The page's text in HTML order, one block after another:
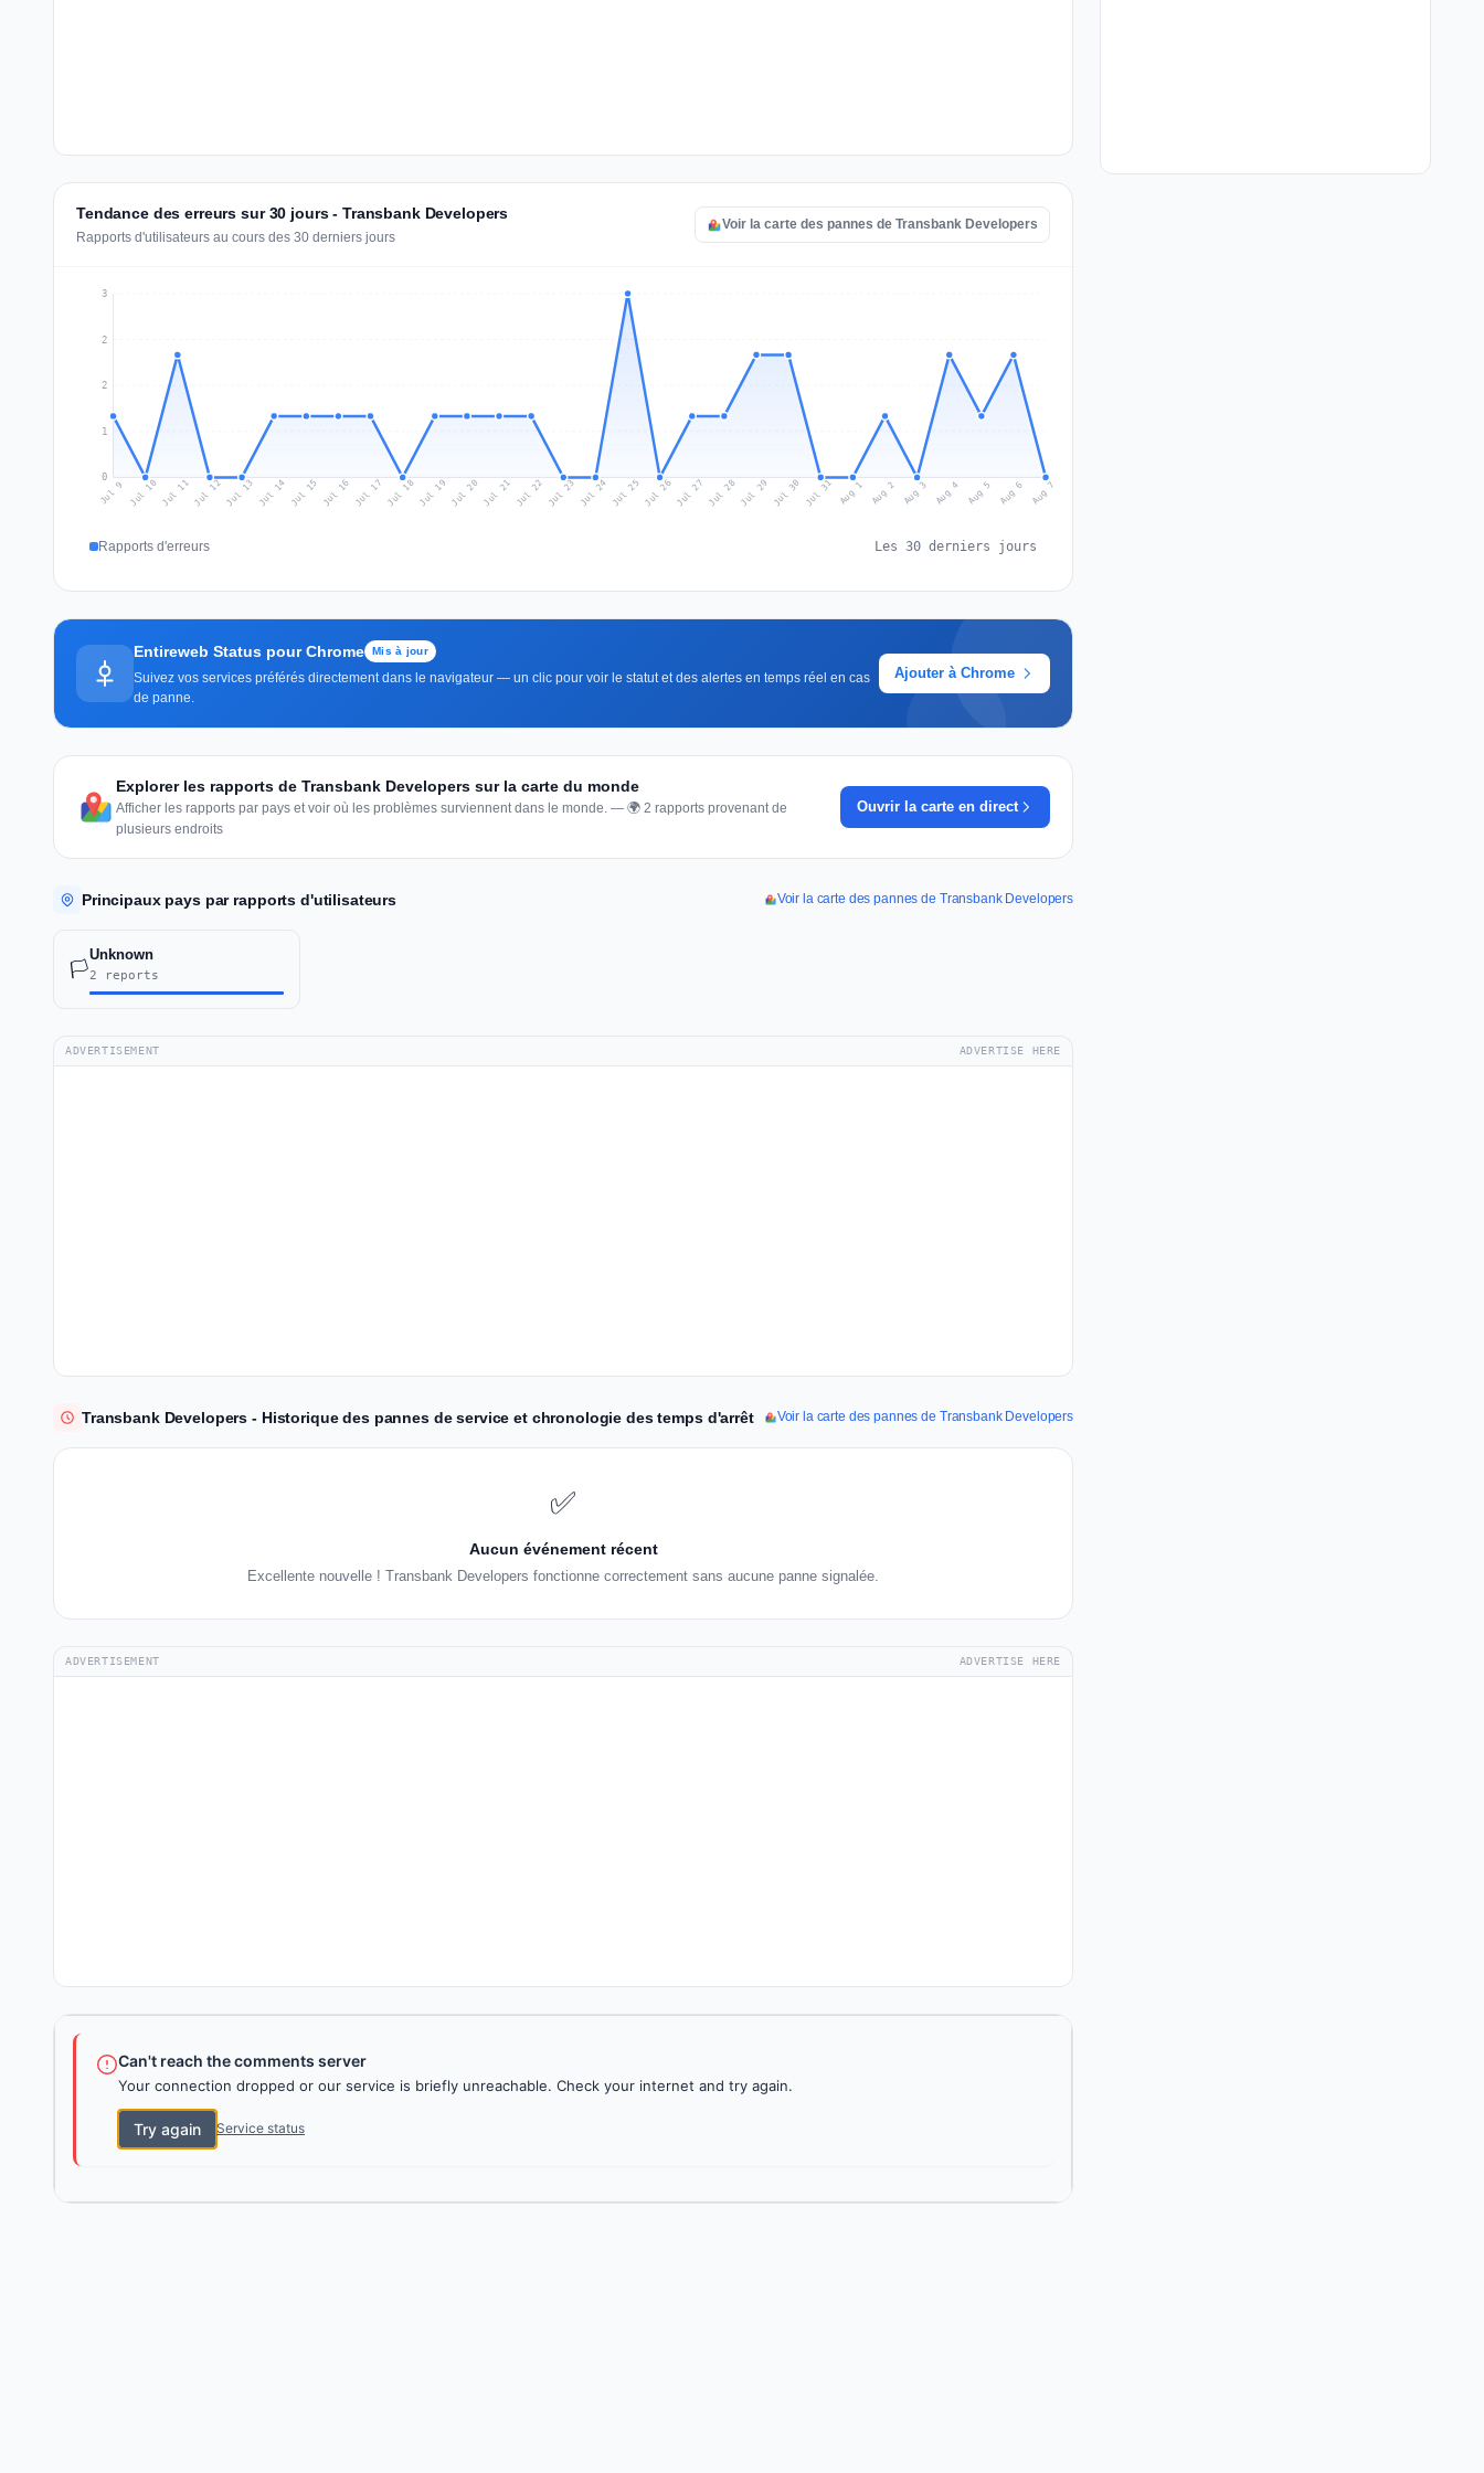
Tendance des erreurs sur 30 jours - Transbank Developers
Rapports d'utilisateurs au cours des 30 derniers jours
Voir la carte des pannes de Transbank Developers
0
1
2
2
3
Jul 9 Jul 10 Jul 11Jul 12Jul 13 Jul 14 Jul 15 Jul 16 Jul 17 Jul 18Jul 19 Jul 20 Jul 21 Jul 22 Jul 23 Jul 24 Jul 25 Jul 26Jul 27 Jul 28Jul 29 Jul 30 Jul 31 Aug 1 Aug 2 Aug 3 Aug 4 Aug 5 Aug 6 Aug 7
Rapports d'erreurs Les 30 derniers jours
Entireweb Status pour Chrome Mis à jour
Suivez vos services préférés directement dans le navigateur — un clic pour voir le statut et des alertes en temps réel en cas
de panne.
Ajouter à Chrome
Explorer les rapports de Transbank Developers sur la carte du monde
Afficher les rapports par pays et voir où les problèmes surviennent dans le monde. — 🌍 2 rapports provenant de
plusieurs endroits
Ouvrir la carte en direct
Principaux pays par rapports d'utilisateurs Voir la carte des pannes de Transbank Developers
🏳️
Unknown
2 reports
ADVERTISEMENT ADVERTISE HERE
Transbank Developers - Historique des pannes de service et chronologie des temps d'arrêt Voir la carte des pannes de Transbank Developers
✅
Aucun événement récent
Excellente nouvelle ! Transbank Developers fonctionne correctement sans aucune panne signalée.
ADVERTISEMENT ADVERTISE HERE
Can't reach the comments server
Your connection dropped or our service is briefly unreachable. Check your internet and try again.
Try again Service status